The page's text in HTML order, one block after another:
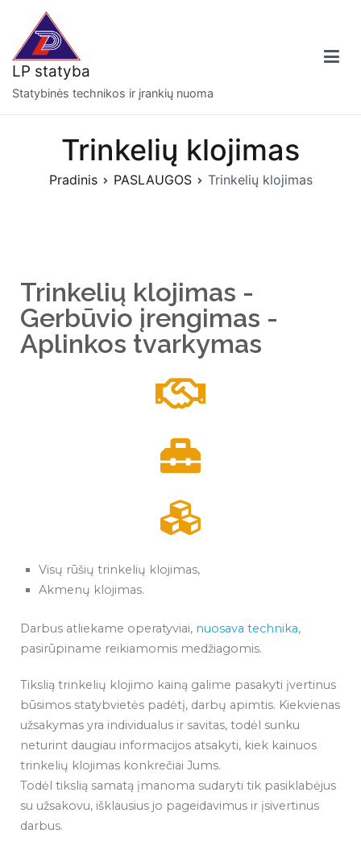
LP statyba
Statybinės technikos ir įrankių nuoma
Trinkelių klojimas
Pradinis PASLAUGOS Trinkelių klojimas
Trinkelių klojimas -
Gerbūvio įrengimas -
Aplinkos tvarkymas
Visų rūšių trinkelių klojimas,
Akmenų klojimas.
Darbus atliekame operatyviai, nuosava technika,
pasirūpiname reikiamomis medžiagomis.
Tikslią trinkelių klojimo kainą galime pasakyti įvertinus
būsimos statybvietės padėtį, darbų apimtis. Kiekvienas
užsakymas yra individualus ir savitas, todėl sunku
neturint daugiau informacijos atsakyti, kiek kainuos
trinkelių klojimas konkrečiai Jums.
Todėl tikslią samatą įmanoma sudaryti tik pasiklabėjus
su užsakovu, išklausius jo pageidavimus ir įsivertinus
darbus.